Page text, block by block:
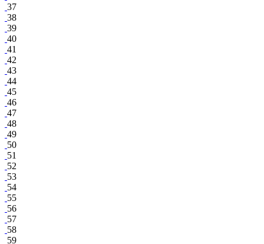
37
38
39
40
41
42
43
44
45
46
47
48
49
50
51
52
53
54
55
56
57
58
59